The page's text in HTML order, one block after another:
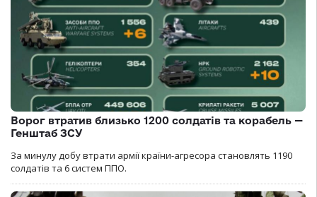
Ворог втратив близько 1200 солдатів та корабель —
Генштаб ЗСУ
За минулу добу втрати армії країни-агресора становлять 1190
солдатів та 6 систем ППО.